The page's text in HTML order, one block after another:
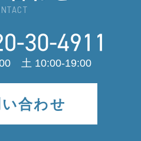
土 10:00-19:00
合わせ